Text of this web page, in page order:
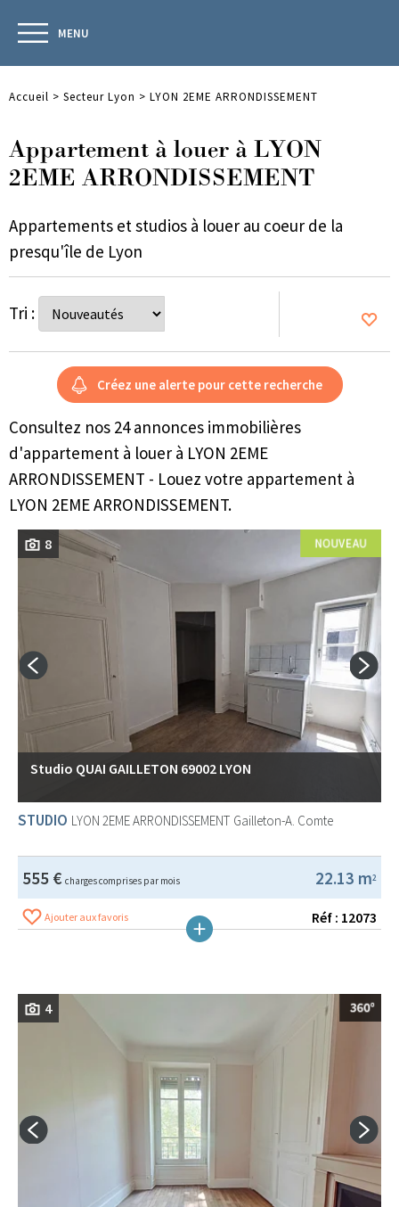
MENU
Accueil > Secteur Lyon > LYON 2EME ARRONDISSEMENT
Appartement à louer à LYON
2EME ARRONDISSEMENT
Appartements et studios à louer au coeur de la
presqu'île de Lyon
Tri :
Consultez nos 24 annonces immobilières
d'appartement à louer à LYON 2EME
ARRONDISSEMENT - Louez votre appartement à
LYON 2EME ARRONDISSEMENT.
8
Studio QUAI GAILLETON 69002 LYON
STUDIO LYON 2EME ARRONDISSEMENT Gailleton-A. Comte
22.13 m2
555 € charges comprises par mois
Ajouter aux favoris Réf : 12073
4